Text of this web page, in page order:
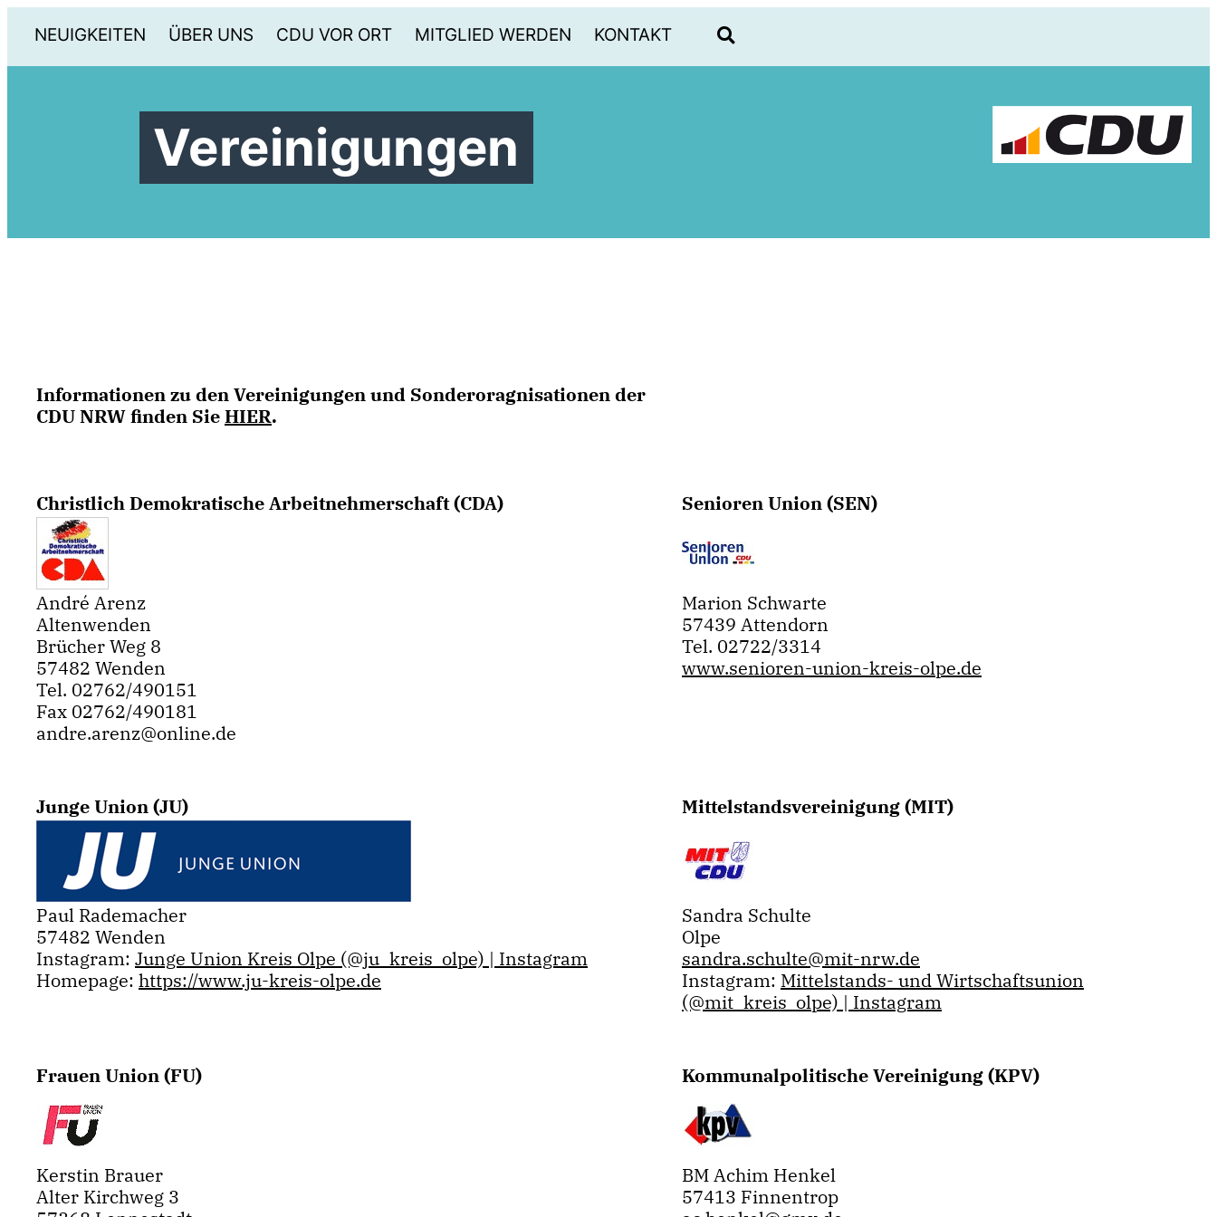
NEUIGKEITEN ÜBER UNS CDU VOR ORT MITGLIED WERDEN KONTAKT
Vereinigungen
Informationen zu den Vereinigungen und Sonderoragnisationen der
CDU NRW finden SieHIER.
Christlich Demokratische Arbeitnehmerschaft (CDA) Senioren Union (SEN)
André Arenz
Altenwenden
Brücher Weg 8
57482 Wenden
Tel. 02762/490151
Fax 02762/490181
andre.arenz@online.de
Marion Schwarte
57439 Attendorn
Tel. 02722/3314
www.senioren-union-kreis-olpe.de
Junge Union (JU) Mittelstandsvereinigung (MIT)
Paul Rademacher
57482 Wenden
Instagram: Junge Union Kreis Olpe (@ju_kreis_olpe) | Instagram
Homepage: https://www.ju-kreis-olpe.de
Sandra Schulte
Olpe
sandra.schulte@mit-nrw.de
Instagram: Mittelstands- und Wirtschaftsunion
(@mit_kreis_olpe) | Instagram
Frauen Union (FU) Kommunalpolitische Vereinigung (KPV)
Kerstin Brauer
Alter Kirchweg 3
BM Achim Henkel
57413 Finnentrop